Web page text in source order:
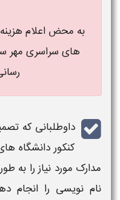
به محض اعلام
های سراسری مهر
داوطلبانی که
کنکور دانشگاه‌
مدارک مورد نیاز را به
نام‌ نویسی را انجام